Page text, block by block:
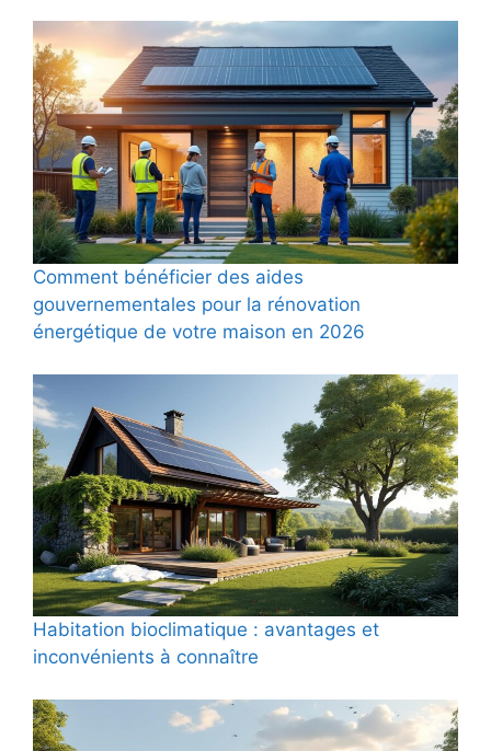
Comment bénéficier des aides
gouvernementales pour la rénovation
énergétique de votre maison en 2026
Habitation bioclimatique : avantages et
inconvénients à connaître